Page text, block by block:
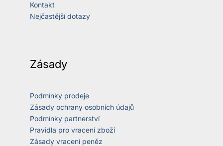
Kontakt
Nejčastější dotazy
Zásady
Podmínky prodeje
Zásady ochrany osobních údajů
Podmínky partnerství
Pravidla pro vracení zboží
Zásady vracení peněz